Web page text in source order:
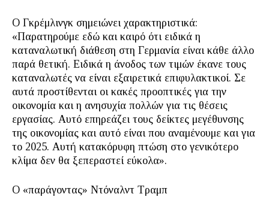
Ο Γκρέμλινγκ σημειώνει χαρακτηριστικά:
«Παρατηρούμε εδώ και καιρό ότι ειδικά η
καταναλωτική διάθεση στη Γερμανία είναι κάθε άλλο
παρά θετική. Ειδικά η άνοδος των τιμών έκανε τους
καταναλωτές να είναι εξαιρετικά επιφυλακτικοί. Σε
αυτά προστίθενται οι κακές προοπτικές για την
οικονομία και η ανησυχία πολλών για τις θέσεις
εργασίας. Αυτό επηρεάζει τους δείκτες μεγέθυνσης
της οικονομίας και αυτό είναι που αναμένουμε και για
το 2025. Αυτή κατακόρυφη πτώση στο γενικότερο
κλίμα δεν θα ξεπεραστεί εύκολα».
Ο «παράγοντας» Ντόναλντ Τραμπ